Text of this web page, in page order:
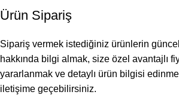
Ürün Sipariş
Sipariş vermek istediğiniz ürünlerin
hakkında bilgi almak, size özel avantajlı
yararlanmak ve detaylı ürün bilgisi
iletişime geçebilirsiniz.